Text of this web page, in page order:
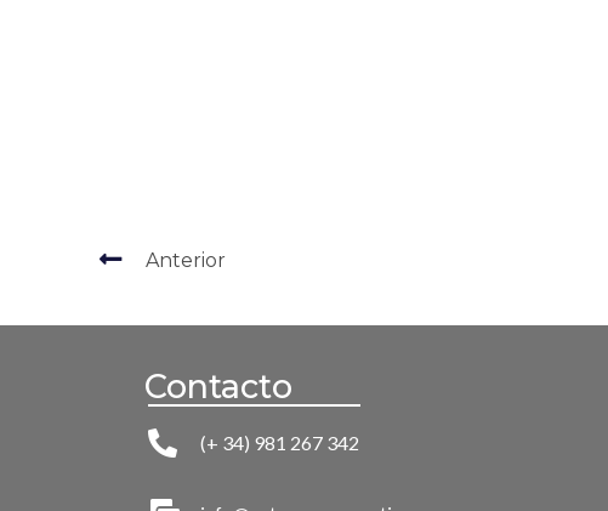
Anterior
Contacto
(+ 34) 981 267 342